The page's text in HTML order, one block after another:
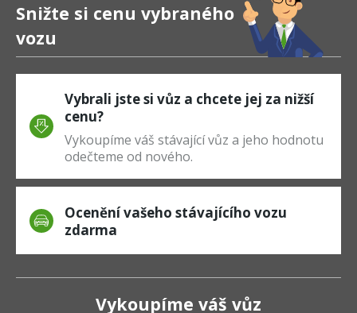
Snižte si cenu vybraného
vozu
Vybrali jste si vůz a chcete jej za nižší
cenu?
Vykoupíme váš stávající vůz a jeho hodnotu
odečteme od nového.
Ocenění vašeho stávajícího vozu
zdarma
Vykoupíme váš vůz